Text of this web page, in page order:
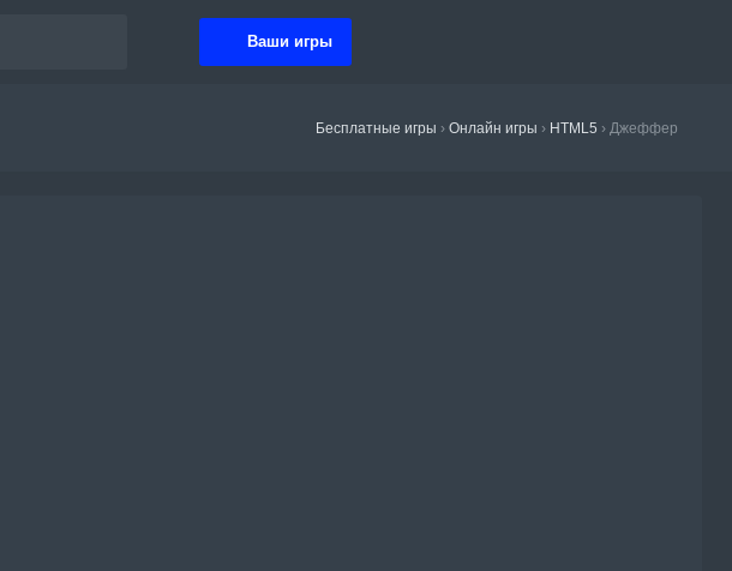
Ваши игры
Бесплатные игры › Онлайн игры › HTML5 › Джеффер